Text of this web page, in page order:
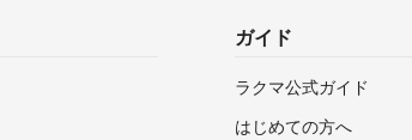
ガイド
ラクマ公式ガイド
はじめての方へ